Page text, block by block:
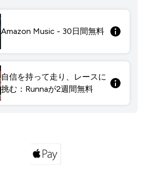
Amazon Music - 30日間無料
自信を持って走り、レースに
挑む：Runnaが2週間無料